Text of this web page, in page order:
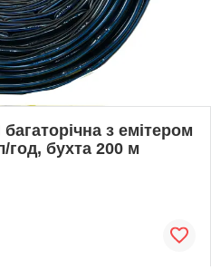
з емітером
бухта 200 м